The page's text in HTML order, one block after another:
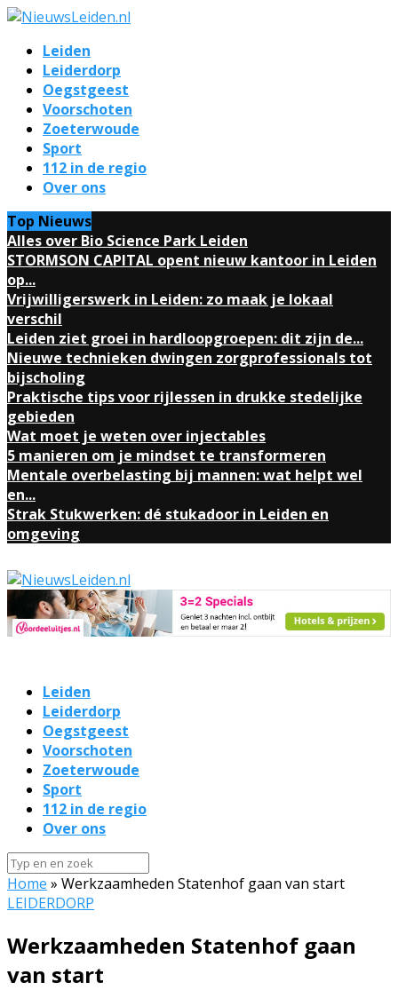
Leiden
Leiderdorp
Oegstgeest
Voorschoten
Zoeterwoude
Sport
112 in de regio
Over ons
Top Nieuws
Alles over Bio Science Park Leiden
STORMSON CAPITAL opent nieuw kantoor in Leiden
op...
Vrijwilligerswerk in Leiden: zo maak je lokaal
verschil
Leiden ziet groei in hardloopgroepen: dit zijn de...
Nieuwe technieken dwingen zorgprofessionals tot
bijscholing
Praktische tips voor rijlessen in drukke stedelijke
gebieden
Wat moet je weten over injectables
5 manieren om je mindset te transformeren
Mentale overbelasting bij mannen: wat helpt wel
en...
Strak Stukwerken: dé stukadoor in Leiden en
omgeving
Leiden
Leiderdorp
Oegstgeest
Voorschoten
Zoeterwoude
Sport
112 in de regio
Over ons
Home » Werkzaamheden Statenhof gaan van start
LEIDERDORP
Werkzaamheden Statenhof gaan
van start